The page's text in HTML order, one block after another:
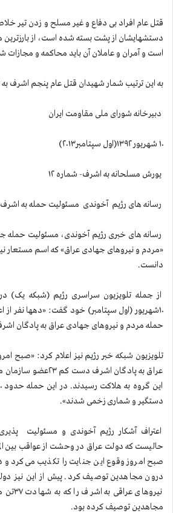
قتل عام افراد بی دفاع و غیر مسلح و زدن تیر
دستشهایشان از پشت بسته شده است، از
است و آمران و عاملان آن باید محاکمه و مجازات
به این ترتیب شمار شهیدان قتل عام پنجم اشرف به ۴۴ تن رسید.
دبیرخانه شورای ملی مقاومت ایران
۱۰ شهریور ۱۳۹۲(اول سپتامبر۲۰۱۳)
یورش مسلحانه به اشرف- شماره ۱۲
رسانه های رژیم آخوندی مسئولیت حمله به اشرف
رسانه های خبری رژیم آخوندی، مسئولیت حمله
«مردم و نیروهای جهادی عراق» که اسم مستعار
دانست.
از جمله تلویزیون سراسری رژیم (شبکه یک)
۱۰شهریور (اول سپتامبر) خود گفت: «دهها نفر
حمله مردم و نیروهای جهادی عراق به پادگان
تلویزیون شبکه خبر رژیم نیز اعلام کرد: «صبح
دستگیر و شماری زخمی شدند».
اعتراف آشکار رژیم آخوندی و مسئولیت
حالیست که دولت عراق در وحشت از عواقب بین
صبح امروز وقوع این جنایت را تکذیب می‌کرد
مجاهدین توصیف کرده بود.